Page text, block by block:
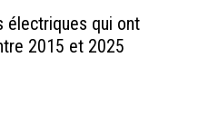
électriques qui ont
2015 et 2025